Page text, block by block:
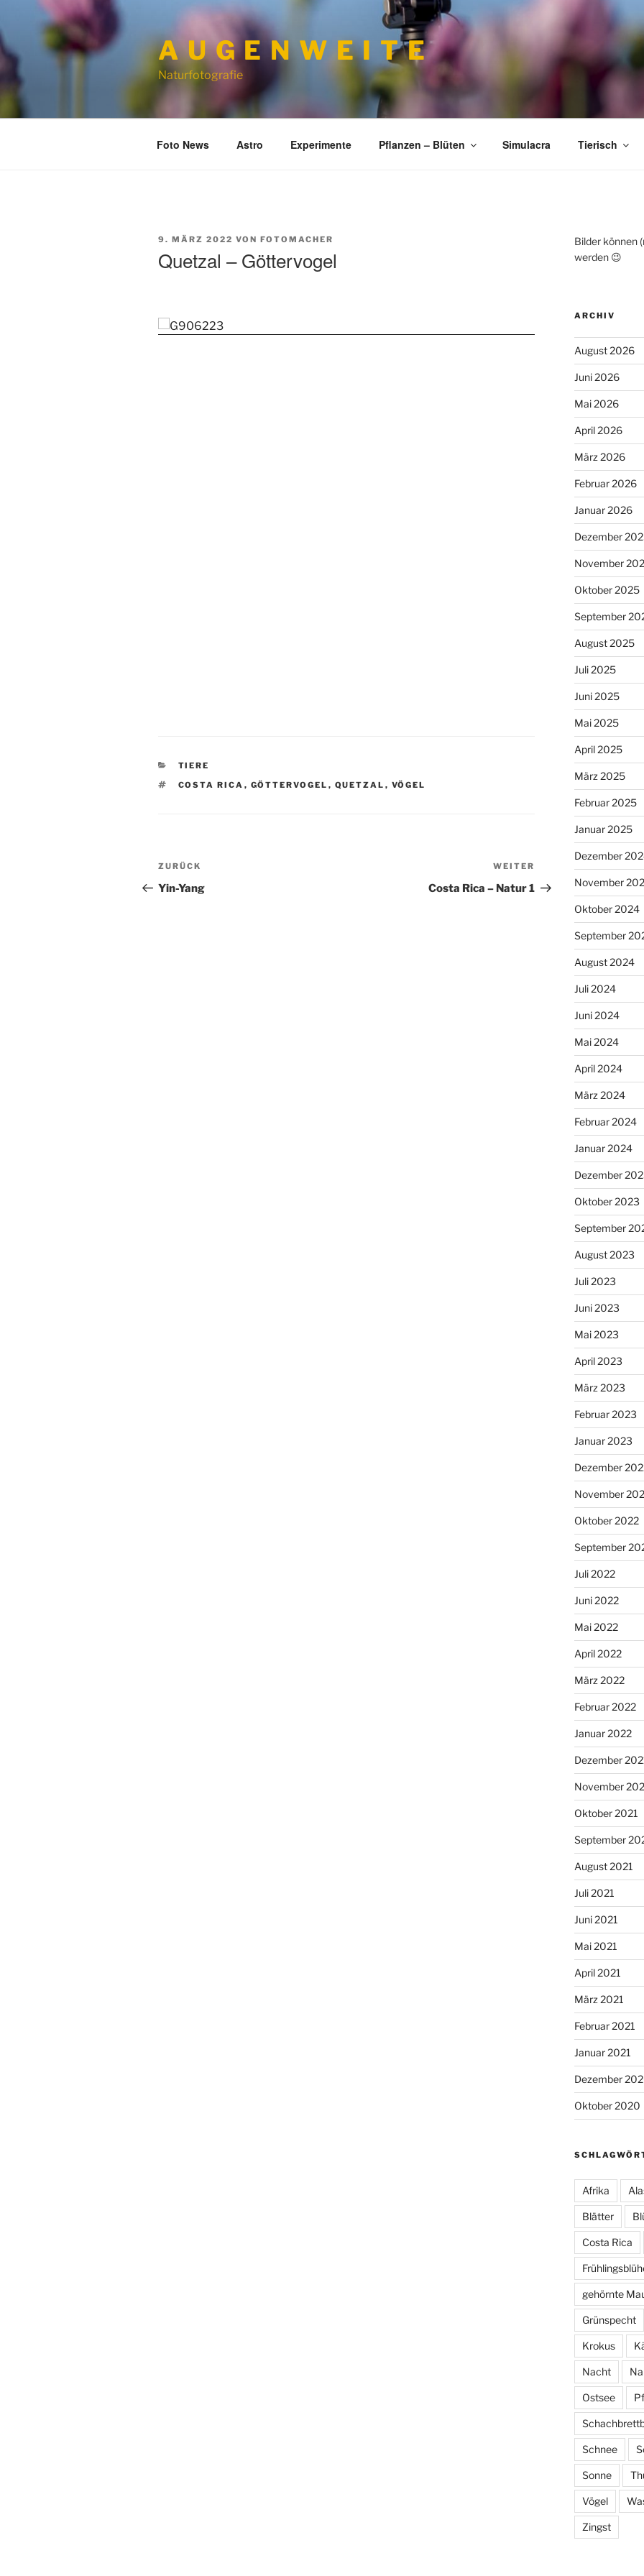
springen
A U G E N W E I T E
Naturfotografie
Foto News Astro Experimente Pflanzen – Blüten Simulacra Tierisch
VERÖFFENTLICHT
9. MÄRZ 2022 VON FOTOMACHER
Quetzal – Göttervogel
KATEGORIEN
TIERE
SCHLAGWÖRTER
COSTA RICA , GÖTTERVOGEL , QUETZAL , VÖGEL
Beitragsnavigation
Vorheriger
Beitrag
ZURÜCK
Yin-Yang
Nächster
Beitrag
WEITER
Costa Rica – Natur 1
Bilder können
werden 😉
ARCHIV
August 2026
Juni 2026
Mai 2026
April 2026
März 2026
Februar 2026
Januar 2026
Dezember
November
Oktober 2025
September
August 2025
Juli 2025
Juni 2025
Mai 2025
April 2025
März 2025
Februar 2025
Januar 2025
Dezember
November
Oktober 2024
September
August 2024
Juli 2024
Juni 2024
Mai 2024
April 2024
März 2024
Februar 2024
Januar 2024
Dezember
Oktober 2023
September
August 2023
Juli 2023
Juni 2023
Mai 2023
April 2023
März 2023
Februar 2023
Januar 2023
Dezember
November
Oktober 2022
September
Juli 2022
Juni 2022
Mai 2022
April 2022
März 2022
Februar 2022
Januar 2022
Dezember
November
Oktober 2021
September
August 2021
Juli 2021
Juni 2021
Mai 2021
April 2021
März 2021
Februar 2021
Januar 2021
Dezember
Oktober 2020
Afrika
Blätter
Costa Rica
gehörnte
Grünspecht
Krokus
Nacht
Ostsee
Schnee
Sonne
Vögel
Zingst